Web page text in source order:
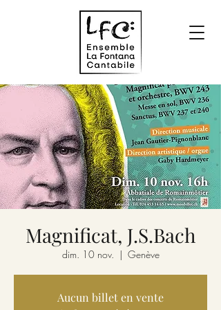
Magnificat, J.S.Bach
dim. 10 nov.
  |
Genève
Aucun billet en vente